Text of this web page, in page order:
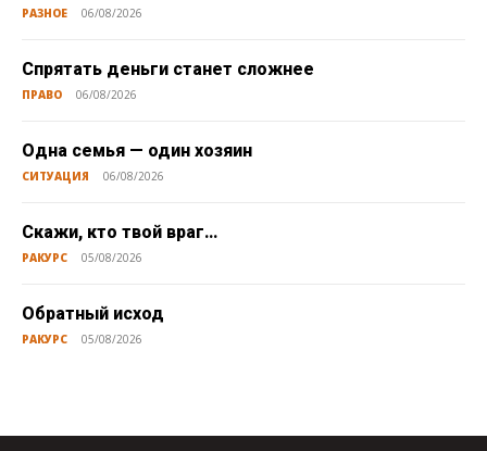
РАЗНОЕ 06/08/2026
Спрятать деньги станет сложнее
ПРАВО 06/08/2026
Одна семья — один хозяин
СИТУАЦИЯ 06/08/2026
Скажи, кто твой враг…
РАКУРС 05/08/2026
Обратный исход
РАКУРС 05/08/2026